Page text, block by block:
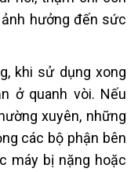
hưởng đến sức
khi sử dụng xong
ở quanh vòi. Nếu
xuyên, những
các bộ phận bên
máy bị nặng hoặc